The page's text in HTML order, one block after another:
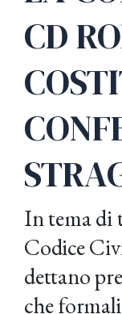
CD
In tema di
Codice
dettano
che